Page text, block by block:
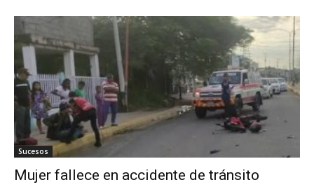
Sucesos
Mujer fallece en accidente de tránsito